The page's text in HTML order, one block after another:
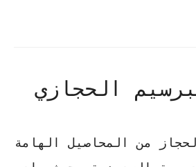
الحجازي
من المحاصيل الهامة